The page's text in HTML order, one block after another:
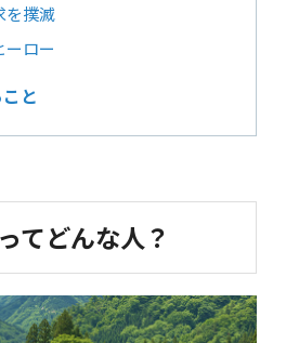
を撲滅
ーロー
と
てどんな人？